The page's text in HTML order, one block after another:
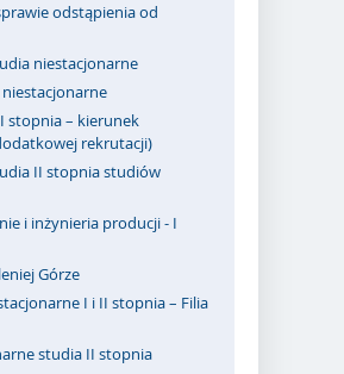
odstąpienia od
niestacjonarne
stopnia – kierunek
rekrutacji)
II stopnia studiów
i inżynieria producji - I
Górze
I i II stopnia – Filia
studia II stopnia